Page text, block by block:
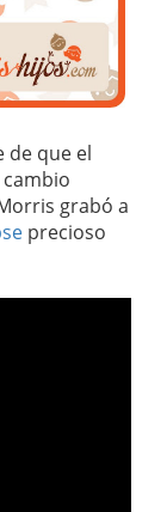
de que el
grabó a
precioso